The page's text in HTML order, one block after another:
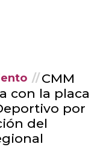
CMM
con la placa
por
del